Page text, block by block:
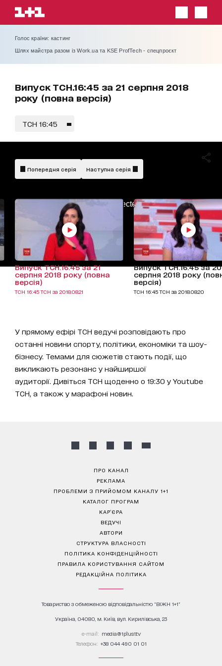
Голос країни: кастинг
Шлях майстра разом із Work.ua та KSE ProfTech - спецпроєкт
Випуск ТСН.16:45 за 21 серпня 2018
року (повна версія)
ТСН 16:45
AdBlockDetected!
Попередня серія Наступна серія
Випуск ТСН.16:45 за 21
серпня 2018 року (повна
версія)
ТСН 16:45 ТСН за 2018.08.21
Випуск ТСН.16:45 за 20
серпня 2018 року
версія)
ТСН 16:45 ТСН за 2018.08.20
У прямому ефірі ТСН ведучі розповідають про
останні новини спорту, політики, економіки та шоу-
бізнесу. Темами для сюжетів стають події, що
викликають резонанс у найширшої
аудиторії. Дивіться ТСН щоденно о 19:30 у Youtube
ТСН, а також у марафоні новин.
ПРО КАНАЛ
РЕКЛАМА
ПРОБЛЕМИ З ПРИЙОМОМ КАНАЛУ 1+1
КАТАЛОГ ПРОГРАМ
КАР’ЄРА
ВЕДУЧІ
АВТОРИ
СТРУКТУРА ВЛАСНОСТІ
ПОЛІТИКА КОНФІДЕНЦІЙНОСТІ
ПРАВИЛА КОРИСТУВАННЯ САЙТОМ
РЕДАКЦІЙНА ПОЛІТИКА
Товариство з обмеженою відповідальністю "ВІЖН 1+1"
Україна, 04080, м. Київ, вул. Кирилівська, 23
е-mail: media@1plus1.tv
Телефон: +38 044 490 01 01